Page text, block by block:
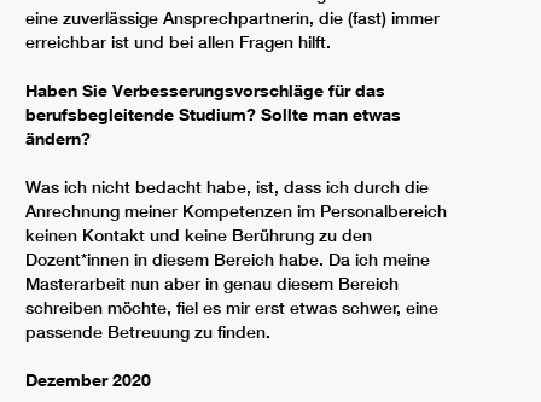
eine zuverlässige Ansprechpartnerin, die (fast) immer
erreichbar ist und bei allen Fragen hilft.
Haben Sie Verbesserungsvorschläge für das
berufsbegleitende Studium? Sollte man etwas
ändern?
Was ich nicht bedacht habe, ist, dass ich durch die
Anrechnung meiner Kompetenzen im Personalbereich
keinen Kontakt und keine Berührung zu den
Dozent*innen in diesem Bereich habe. Da ich meine
Masterarbeit nun aber in genau diesem Bereich
schreiben möchte, fiel es mir erst etwas schwer, eine
passende Betreuung zu finden.
Dezember 2020